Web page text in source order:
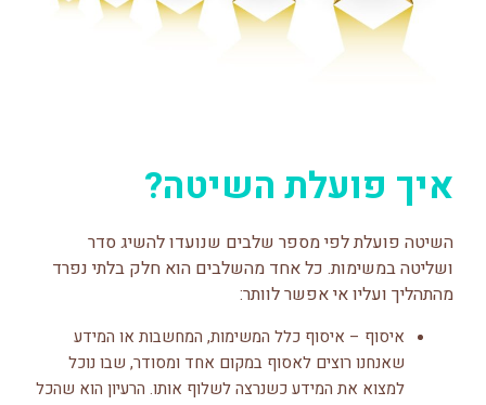
איך פועלת השיטה?
השיטה פועלת לפי מספר שלבים שנועדו להשיג סדר
ושליטה במשימות. כל אחד מהשלבים הוא חלק בלתי נפרד
מהתהליך ועליו אי אפשר לוותר:
איסוף – איסוף כלל המשימות, המחשבות או המידע
שאנחנו רוצים לאסוף במקום אחד ומסודר, שבו נוכל
למצוא את המידע כשנרצה לשלוף אותו. הרעיון הוא שהכל